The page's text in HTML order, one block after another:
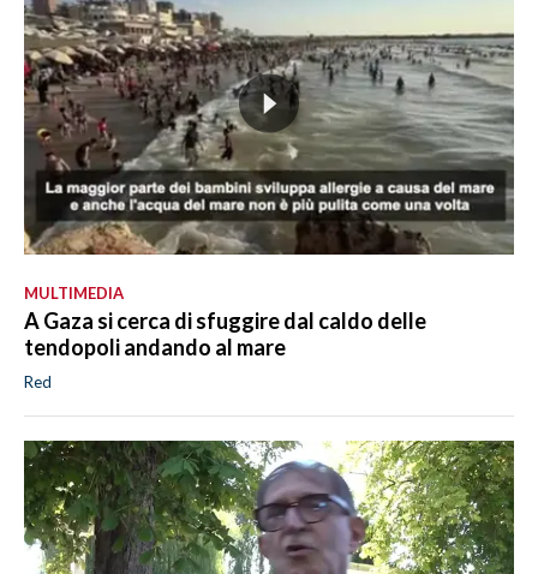
MULTIMEDIA
A Gaza si cerca di sfuggire dal caldo delle
tendopoli andando al mare
Red